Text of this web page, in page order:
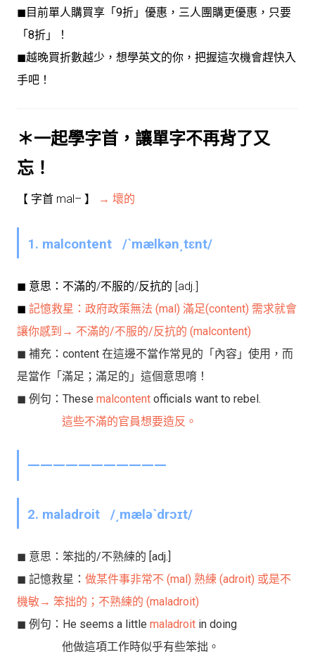
◼︎目前單人購買享「9折」優惠，三人團購更優惠，只要
「8折」！
◼︎越晚買折數越少，想學英文的你，把握這次機會趕快入
手吧！
＊一起學字首，讓單字不再背了又
忘！
【 字首 mal– 】 → 壞的
1. mal content /ˋmælkən͵tɛnt/
◼︎ 意思： 不滿的/不服的/反抗的 [adj.]
◼︎ 記憶救星： 政府政策無法 (mal) 滿足(content) 需求就會
讓你感到→ 不滿的/不服的/反抗的 (malcontent)
◼︎ 補充：content 在這邊不當作常見的「內容」使用，而
是當作「滿足；滿足的」這個意思唷！
◼︎ 例句： These malcontent officials want to rebel.
這些不滿的官員想要造反。
———————————
2. maladroit /͵mæləˋdrɔɪt/
◼︎ 意思： 笨拙的/不熟練的 [adj.]
◼︎ 記憶救星： 做某件事非常不 (mal) 熟練 (adroit) 或是不
機敏→ 笨拙的；不熟練的 (maladroit)
◼︎ 例句： He seems a little maladroit in doing
他做這項工作時似乎有些笨拙。